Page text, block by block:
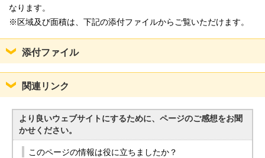
なります。
※区域及び面積は、下記の添付ファイルからご覧いただけます。
添付ファイル
関連リンク
より良いウェブサイトにするために、ページのご感想をお聞
かせください。
このページの情報は役に立ちましたか？